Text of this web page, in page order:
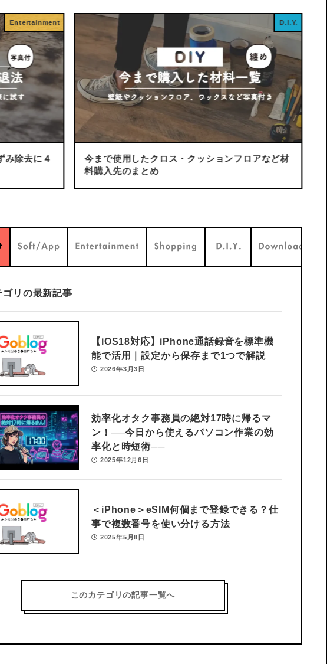
ッションフロアなど材
KindleUnlimited読み放題の無料体験は2回
目も何度でも利用できる！
Thunderbirdへメールを送信すると添付ファイル
てしまう
ルに添付ファイルをつけてお客さんに送ったんだけど、添付
ファイルになって開けないと言われた。どうすればいいの？
する悩みごとはこちら メールに添付したファイルが.datファ
添付して送信し…
<AutoCAD>
Autocadでマル
ゴリの最新記事
【iOS18対応】iPhone通話録音を標準機
能で活用｜設定から保存まで1つで解説
2026年3月3日
効率化オタク事務員の絶対17時に帰るマ
ン！ ──今日から使えるパソコン作業の効
率化と時短術──
2025年12月6日
＜iPhone＞eSIM何個まで登録できる？ 仕
事で複数番号を使い分ける方法
2025年5月8日
このカテゴリの記事一覧へ